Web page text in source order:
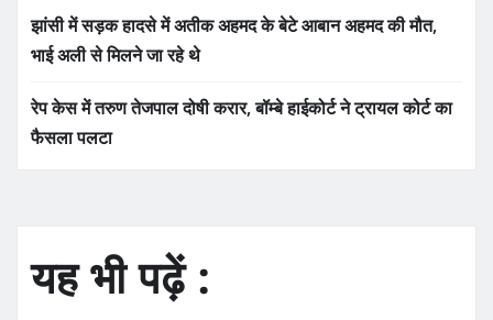
झांसी में सड़क हादसे में अतीक अहमद के बेटे आबान अहमद की मौत,
भाई अली से मिलने जा रहे थे
रेप केस में तरुण तेजपाल दोषी करार, बॉम्बे हाईकोर्ट ने ट्रायल कोर्ट का
फैसला पलटा
यह भी पढ़ें :